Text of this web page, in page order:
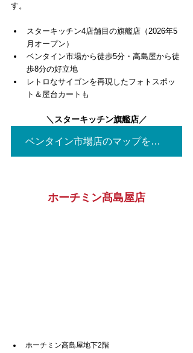
す。
スターキッチン4店舗目の旗艦店（2026年5
月オープン）
ベンタイン市場から徒歩5分・高島屋から徒
歩8分の好立地
レトロなサイゴンを再現したフォトスポッ
ト＆屋台カートも
＼ スターキッチン旗艦店／
ベンタイン市場店のマップを見る▶
ホーチミン髙島屋店
ホーチミン高島屋地下2階